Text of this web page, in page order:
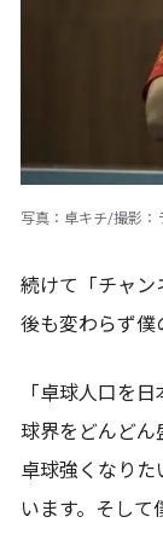
写真：卓キチ/撮影：
続けて「チャン
後も変わらず僕
「卓球人口を
球界をどんどん
卓球強くなりた
います。そして